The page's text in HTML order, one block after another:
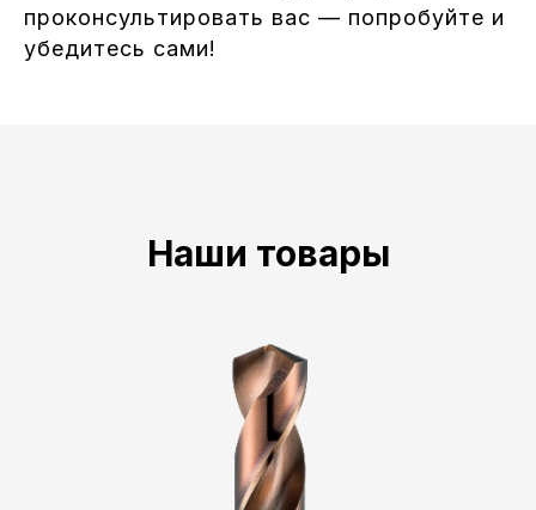
проконсультировать вас — попробуйте и
убедитесь сами!
Наши товары